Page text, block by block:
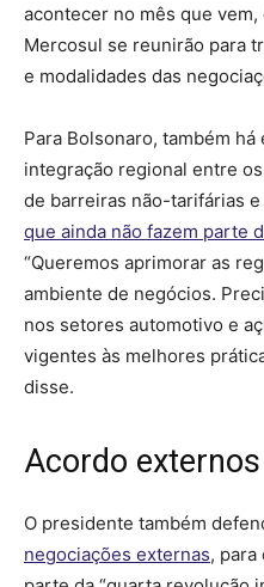
acontecer no mês que
Mercosul se reunirão para
e modalidades das
Para Bolsonaro, também
integração regional entre
de barreiras não-tarifárias e
que ainda não fazem parte
“Queremos aprimorar as
ambiente de negócios.
nos setores automotivo e
vigentes às melhores
disse.
Acordo externos
O presidente também
negociações externas, para